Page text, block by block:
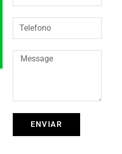
ENVIAR